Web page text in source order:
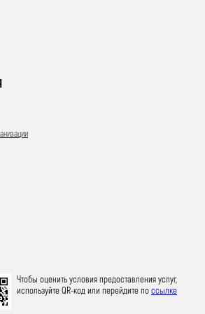
Чтобы оценить условия предоставления услуг,
используйте QR-код или перейдите поссылке